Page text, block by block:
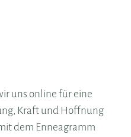
uns online für eine
Kraft und Hoffnung
dem Enneagramm